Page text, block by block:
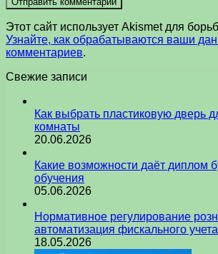
Этот сайт использует Akismet для
Узнайте, как обрабатываются ваши
комментариев.
Свежие записи
Как выбрать пластиковую дверь
комнаты
20.06.2026
Какие возможности даёт диплом
обучения
05.06.2026
Нормативное регулирование
автоматизация фискального учета
18.05.2026